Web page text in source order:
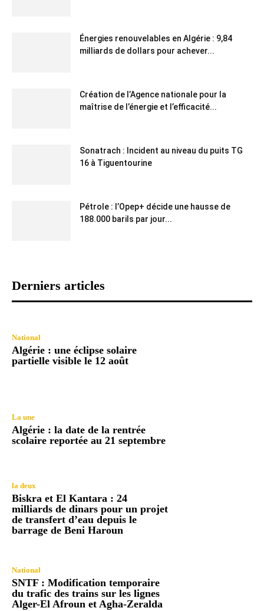
Énergies renouvelables en Algérie : 9,84
milliards de dollars pour achever...
Création de l’Agence nationale pour la
maîtrise de l’énergie et l’efficacité...
Sonatrach : Incident au niveau du puits TG
16 à Tiguentourine
Pétrole : l’Opep+ décide une hausse de
188.000 barils par jour...
Derniers articles
National
Algérie : une éclipse solaire
partielle visible le 12 août
La une
Algérie : la date de la rentrée
scolaire reportée au 21 septembre
la deux
Biskra et El Kantara : 24
milliards de dinars pour un projet
de transfert d’eau depuis le
barrage de Beni Haroun
National
SNTF : Modification temporaire
du trafic des trains sur les lignes
Alger-El Afroun et Agha-Zeralda